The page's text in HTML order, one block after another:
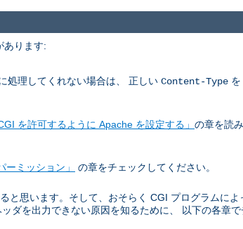
あります:
処理してくれない場合は、 正しい Content-Type を
CGI を許可するように Apache を設定する」 の章を読
ーミッション」
の章をチェックしてください。
と思います。そして、おそらく CGI プログラムによ
ダを出力できない原因を知るために、 以下の各章で